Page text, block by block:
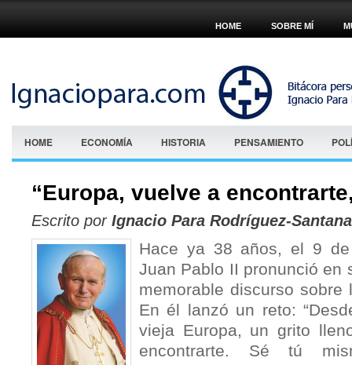
HOME SOBRE MÍ
HOME ECONOMÍA HISTORIA PENSAMIENTO
“Europa, vuelve a
Escrito por Ignacio Para Rodríguez-Santana
Hace ya 38 años, el 9
Juan Pablo II pronunció en
memorable discurso sobre
En él lanzó un reto:
vieja Europa, un grito
encontrarte. Sé tú